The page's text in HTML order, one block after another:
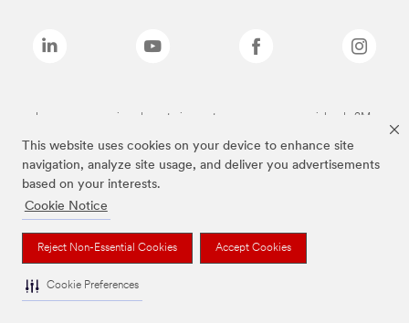
This website uses cookies on your device to enhance site
navigation, analyze site usage, and deliver you advertisements
based on your interests.
Cookie Notice
Reject Non-Essential Cookies Accept Cookies
Cookie Preferences
Las marcas mencionadas anteriormente son marcas comerciales de 3M.